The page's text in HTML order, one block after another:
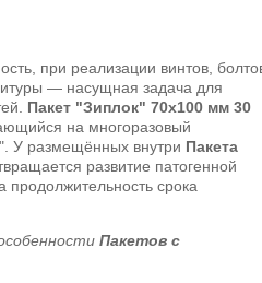
при реализации винтов,
— насущная задача для
Пакет "Зиплок" 70х100 мм 30
на многоразовый
У размещённых внутри Пакета
развитие патогенной
срока
Пакетов с